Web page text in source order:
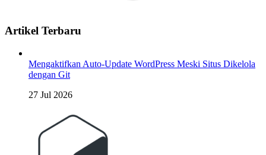
Artikel Terbaru
Mengaktifkan Auto-Update WordPress Meski Situs Dikelola
dengan Git
27 Jul 2026